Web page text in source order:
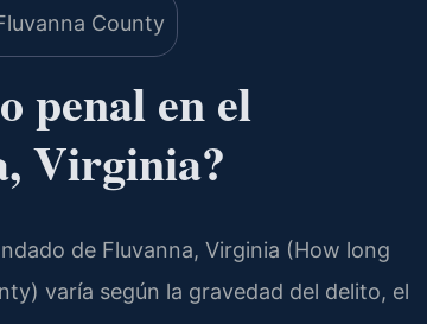
penal en el
Virginia?
de Fluvanna, Virginia (How long
varía según la gravedad del delito, el